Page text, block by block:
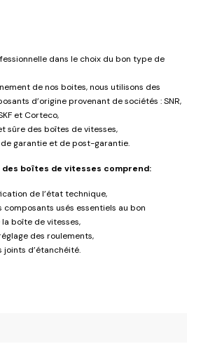
dans le choix du bon type de
de nos boites, nous utilisons des
d’origine provenant de sociétés : SNR,
et Corteco,
sûre des boîtes de vitesses,
garantie et de post-garantie.
boîtes de vitesses comprend:
de l’état technique,
usés essentiels au bon
boîte de vitesses,
des roulements,
d’étanchéité.